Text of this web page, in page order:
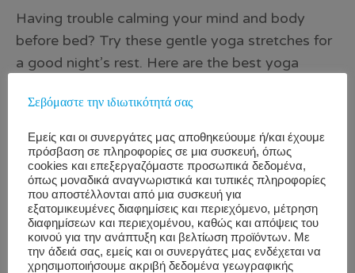
Having trouble calming your mind and body
before bed? Try these gentle yoga stretches for
a good night’s rest. Here are the best yoga
have trouble falling asleep at night because your
mind is still racing from the day and worrying
about the next? You aren’t alone, and luckily,
there are plenty of tricks that can help me at
bedtime (such as reading, drinking a hot cup of
herbal tea or journaling). But if those tips aren’t
enough, and you’re still struggling to get some
shut-eye, try practice a few yoga poses to try to
Σεβόμαστε την ιδιωτικότητά σας
Εμείς και οι συνεργάτες μας αποθηκεύουμε ή/και έχουμε
πρόσβαση σε πληροφορίες σε μια συσκευή, όπως
cookies και επεξεργαζόμαστε προσωπικά δεδομένα,
όπως μοναδικά αναγνωριστικά και τυπικές πληροφορίες
που αποστέλλονται από μια συσκευή για
εξατομικευμένες διαφημίσεις και περιεχόμενο, μέτρηση
διαφημίσεων και περιεχομένου, καθώς και απόψεις του
κοινού για την ανάπτυξη και βελτίωση προϊόντων. Με
την άδειά σας, εμείς και οι συνεργάτες μας ενδέχεται να
χρησιμοποιήσουμε ακριβή δεδομένα γεωγραφικής